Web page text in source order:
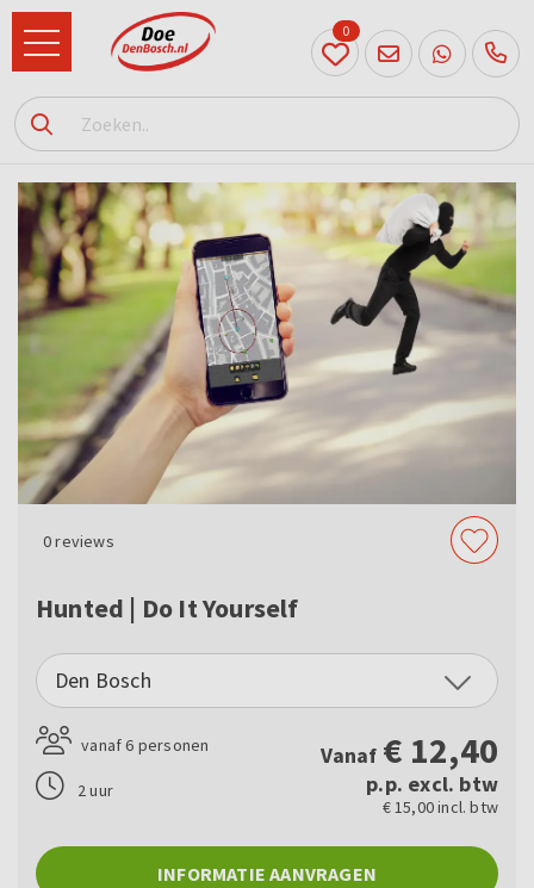
073
614
89 72
0
0reviews
Hunted | Do It Yourself
Den Bosch
vanaf 6 personen
2 uur
Vanaf € 12,40
p.p. excl. btw
€ 15,00 incl. btw
INFORMATIE AANVRAGEN